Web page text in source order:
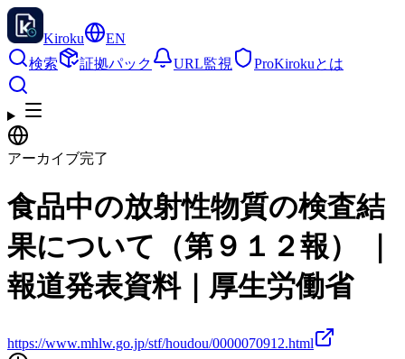
Kiroku
EN
検索
証拠パック URL監視 ProKirokuとは
アーカイブ完了
食品中の放射性物質の検査結
果について（第９１２報） ｜
報道発表資料｜厚生労働省
https://www.mhlw.go.jp/stf/houdou/0000070912.html